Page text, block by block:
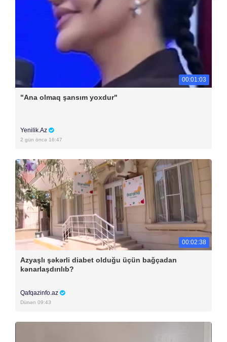
00:01:03
"Ana olmaq şansım yoxdur"
Yenilik.Az
2 gün öncə 16:47
00:02:38
Azyaşlı şəkərli diabet olduğu üçün bağçadan
kənarlaşdırılıb?
Qafqazinfo.az
Dünən 09:43